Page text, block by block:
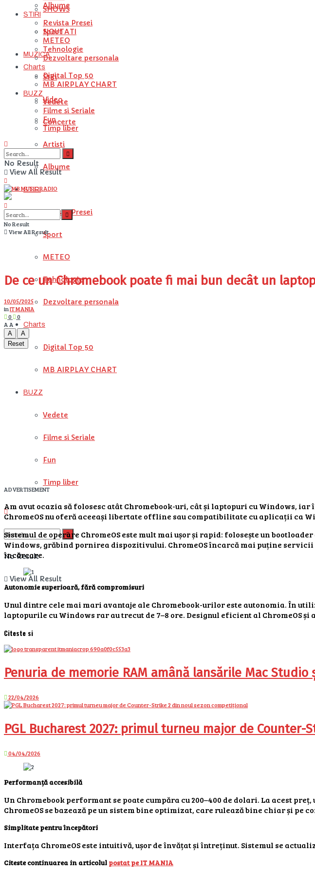
SHOWS
NOUTATI
MUZICA
Stiri
Video
Concerte
Artisti
Albume
STIRI
Revista Presei
Sport
METEO
Tehnologie
Dezvoltare personala
Charts
Digital Top 50
MB AIRPLAY CHART
BUZZ
Vedete
Filme si Seriale
Fun
Timp liber
No Result
View All Result
Albume
STIRI
Revista Presei
Sport
METEO
Tehnologie
Dezvoltare personala
Charts
Digital Top 50
MB AIRPLAY CHART
BUZZ
Vedete
Filme si Seriale
Fun
Timp liber
No Result
View All Result
No Result
View All Result
De ce un Chromebook poate fi mai bun decât un
10/05/2025
inIT MANIA
0
0
A A
A
A
Reset
ADVERTISEMENT
Am avut ocazia să folosesc atât Chromebook-uri, cât și laptopuri cu Windows,
ChromeOS nu oferă aceeași libertate offline sau compatibilitate cu aplicații ca
Sistemul de operare ChromeOS este mult mai ușor și rapid: folosește un
Windows, grăbind pornirea dispozitivului. ChromeOS încarcă mai puține
încărcare.
Autonomie superioară, fără compromisuri
Unul dintre cele mai mari avantaje ale Chromebook-urilor este autonomia. În
laptopurile cu Windows rar au trecut de 7–8 ore. Designul eficient al
Citeste si
Penuria de memorie RAM amână lansările Mac Studio
22/04/2026
PGL Bucharest 2027: primul turneu major de
04/04/2026
Performanță accesibilă
Un Chromebook performant se poate cumpăra cu 200–400 de dolari. La acest
ChromeOS se bazează pe un sistem bine optimizat, care rulează bine chiar și pe
Simplitate pentru începători
Interfața ChromeOS este intuitivă, ușor de învățat și întreținut. Sistemul se
Citeste continuarea in articolul postat pe IT MANIA